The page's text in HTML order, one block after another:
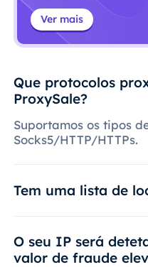
Ver mais
Que protocolos
ProxySale?
Suportamos os tipos
Socks5/HTTP/HTTPs.
Tem uma lista de
O seu IP será
valor de fraude